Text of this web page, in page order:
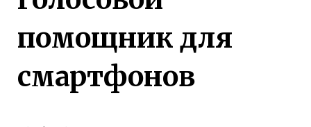
помощник для
смартфонов